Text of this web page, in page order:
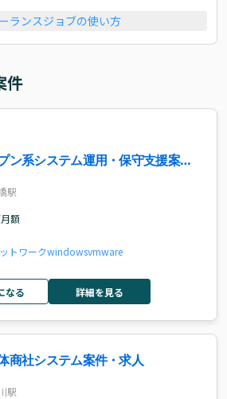
ランスジョブの使い方
件
ン系システム運用・保守支援案
駅
額
トワークwindowsvmware
なる 詳細を見る
商社システム案件・求人
駅